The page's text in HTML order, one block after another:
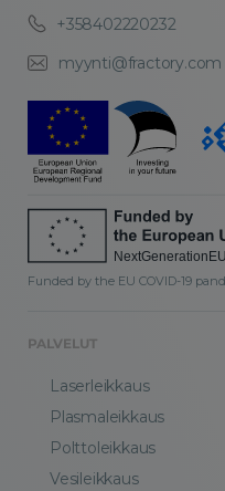
+358402220232
myynti@fractory.com
Funded by the EU COVID-19
PALVELUT
Laserleikkaus
Plasmaleikkaus
Polttoleikkaus
Vesileikkaus